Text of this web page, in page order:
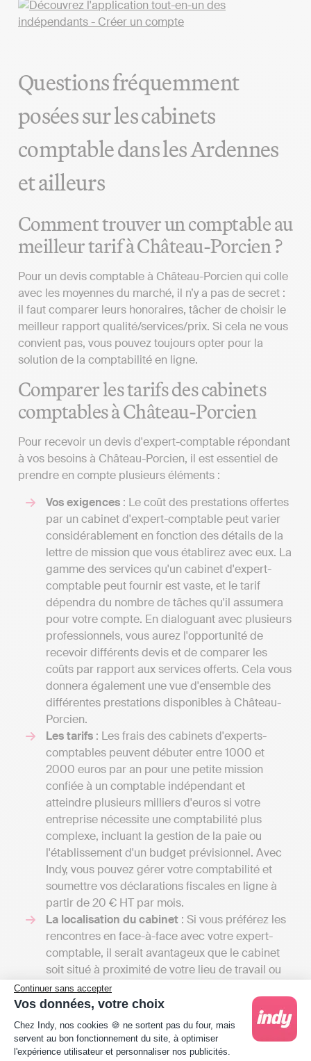
Continuer sans accepter
Vos données, votre choix
Plateforme de Gestion du Consentement :
Chez Indy, nos cookies 🍪 ne sortent pas du four, mais
servent au bon fonctionnement du site, à optimiser
l'expérience utilisateur et personnaliser nos publicités.
Questions fréquemment
posées sur les cabinets
comptable dans les Ardennes
et ailleurs
Comment trouver un comptable au
meilleur tarif à Château-Porcien ?
Pour un devis comptable à Château-Porcien qui colle
avec les moyennes du marché, il n’y a pas de secret :
il faut comparer leurs honoraires, tâcher de choisir le
meilleur rapport qualité/services/prix. Si cela ne vous
convient pas, vous pouvez toujours opter pour la
solution de la comptabilité en ligne.
Comparer les tarifs des cabinets
comptables à Château-Porcien
Pour recevoir un devis d'expert-comptable répondant
à vos besoins à Château-Porcien, il est essentiel de
prendre en compte plusieurs éléments :
Vos exigences : Le coût des prestations offertes
par un cabinet d'expert-comptable peut varier
considérablement en fonction des détails de la
lettre de mission que vous établirez avec eux. La
gamme des services qu'un cabinet d'expert-
comptable peut fournir est vaste, et le tarif
dépendra du nombre de tâches qu'il assumera
pour votre compte. En dialoguant avec plusieurs
professionnels, vous aurez l'opportunité de
recevoir différents devis et de comparer les
coûts par rapport aux services offerts. Cela vous
donnera également une vue d'ensemble des
différentes prestations disponibles à Château-
Porcien.
Les tarifs : Les frais des cabinets d'experts-
comptables peuvent débuter entre 1000 et
2000 euros par an pour une petite mission
confiée à un comptable indépendant et
atteindre plusieurs milliers d'euros si votre
entreprise nécessite une comptabilité plus
complexe, incluant la gestion de la paie ou
l'établissement d'un budget prévisionnel. Avec
Indy, vous pouvez gérer votre comptabilité et
soumettre vos déclarations fiscales en ligne à
partir de 20 € HT par mois.
La localisation du cabinet : Si vous préférez les
rencontres en face-à-face avec votre expert-
comptable, il serait avantageux que le cabinet
soit situé à proximité de votre lieu de travail ou
de votre domicile. Cependant, il ne faudrait pas
compromettre la qualité du service au profit de
la commodité. Parfois, il peut être plus judicieux
de demander un devis à un cabinet des
Ardennes si ceux de Château-Porcien ne